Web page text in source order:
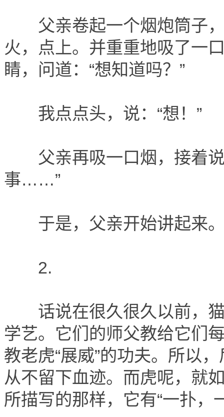
父亲卷起一个烟炮筒子，
火，点上。并重重地吸了一
睛，问道：“想知道吗？”
我点点头，说：“想！”
父亲再吸一口烟，接着说
事……”
于是，父亲开始讲起来
2.
话说在很久很久以前，猫
学艺。它们的师父教给它们
教老虎“展威”的功夫。所以
从不留下血迹。而虎呢，就
所描写的那样，它有“一扑，